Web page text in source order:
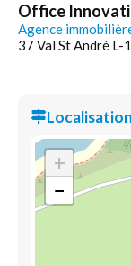
Office
Agence
37 Val St André
Localisation
+
−